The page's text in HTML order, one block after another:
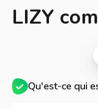
LIZY
Qu'est-ce qui